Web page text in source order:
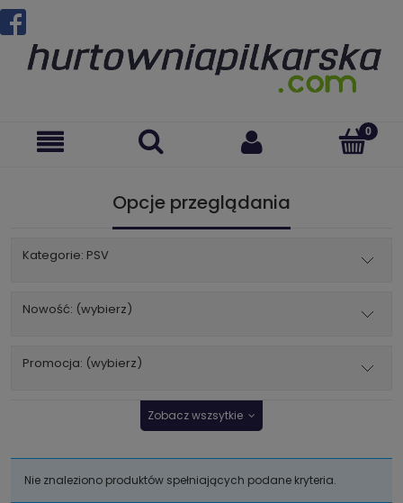
Opcje przeglądania
Kategorie: PSV
Nowość: (wybierz)
Promocja: (wybierz)
Zobacz wszsytkie
Nie znaleziono produktów spełniających podane kryteria.